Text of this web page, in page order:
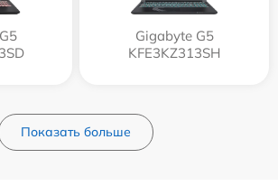
Gigabyte G5
KFE3KZ313SH
Показать больше